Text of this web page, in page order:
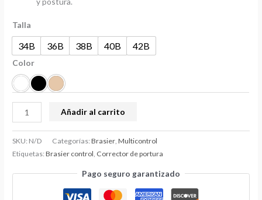
Talla
34B 36B 38B 40B 42B
Color
Añadir al carrito
SKU: N/D Categorías:Brasier,Multicontrol
Etiquetas:Brasier control, Corrector de portura
Pago seguro garantizado